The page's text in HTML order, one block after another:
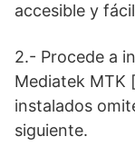
accesible y
2.- Procede a
Mediatek MTK
instalados
siguiente.